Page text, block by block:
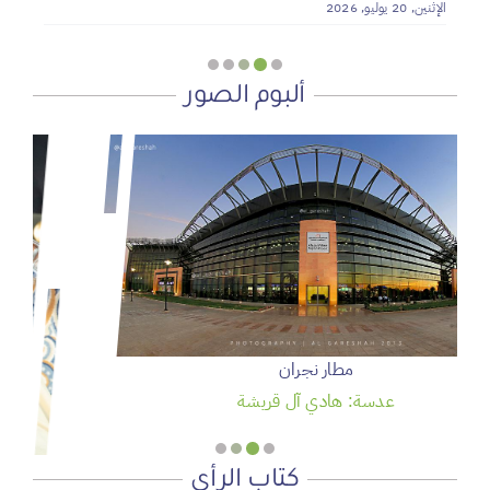
الإثنين, 20 يوليو, 2026
ألبوم الصور